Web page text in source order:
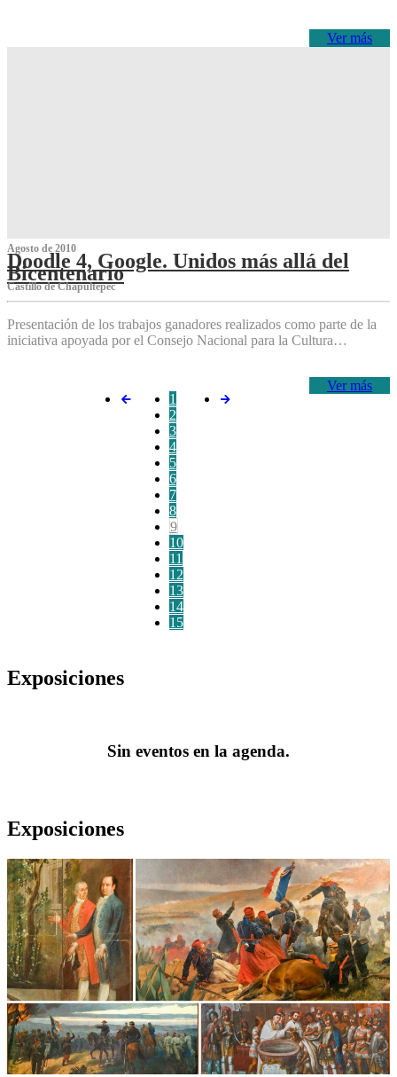
Ver más
Agosto de 2010
Doodle 4, Google. Unidos más allá del
Bicentenario
Castillo de Chapultepec
Presentación de los trabajos ganadores realizados como parte de la
iniciativa apoyada por el Consejo Nacional para la Cultura…
Ver más
1
2
3
4
5
6
7
8
9
10
11
12
13
14
15
Exposiciones
Sin eventos en la agenda.
Exposiciones